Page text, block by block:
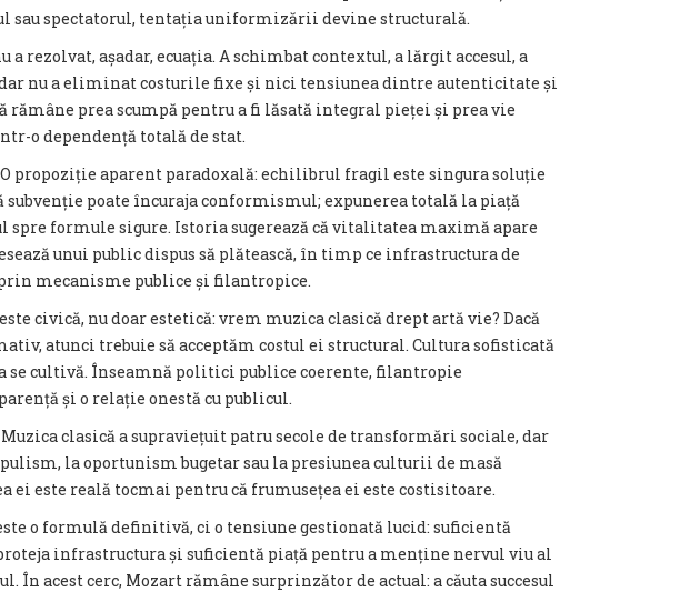
sau spectatorul, tentația uniformizării devine structurală.
a rezolvat, așadar, ecuația. A schimbat contextul, a lărgit accesul, a
nu a eliminat costurile fixe și nici tensiunea dintre autenticitate și
rămâne prea scumpă pentru a fi lăsată integral pieței și prea vie
o dependență totală de stat.
O propoziție aparent paradoxală: echilibrul fragil este singura soluție
subvenție poate încuraja conformismul; expunerea totală la piață
formule sigure. Istoria sugerează că vitalitatea maximă apare
unui public dispus să plătească, în timp ce infrastructura de
mecanisme publice și filantropice.
civică, nu doar estetică: vrem muzica clasică drept artă vie? Dacă
atunci trebuie să acceptăm costul ei structural. Cultura sofisticată
se cultivă. Înseamnă politici publice coerente, filantropie
și o relație onestă cu publicul.
clasică a supraviețuit patru secole de transformări sociale, dar
la oportunism bugetar sau la presiunea culturii de masă
este reală tocmai pentru că frumusețea ei este costisitoare.
o formulă definitivă, ci o tensiune gestionată lucid: suficientă
infrastructura și suficientă piață pentru a menține nervul viu al
În acest cerc, Mozart rămâne surprinzător de actual: a căuta succesul